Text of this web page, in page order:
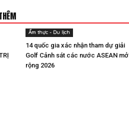
Ẩm thực - Du lịch
14 quốc gia xác nhận tham dự giải
Golf Cảnh sát các nước ASEAN mở
rộng 2026